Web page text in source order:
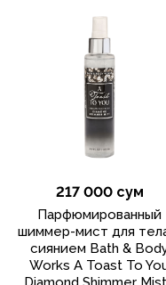
217 000 сум
Парфюмированный
шиммер-мист для
сиянием Bath &
Works A Toast To